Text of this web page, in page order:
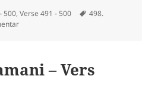
500,Verse 491 - 500 Schlagwörter
498.
zu Viveka Chudamani – Vers 498
– Vers